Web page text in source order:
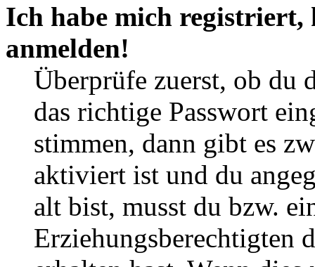
Ich habe mich
anmelden!
Überprüfe zuerst, ob du
das richtige Passwort
stimmen, dann gibt es
aktiviert ist und du
alt bist, musst du bzw.
Erziehungsberechtigten